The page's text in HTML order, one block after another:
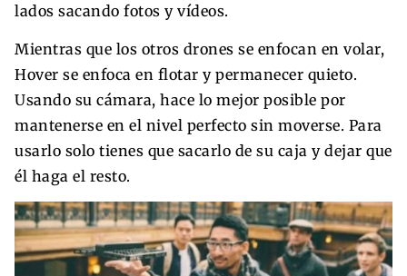
lados sacando fotos y vídeos.
Mientras que los otros drones se enfocan en volar,
Hover se enfoca en flotar y permanecer quieto.
Usando su cámara, hace lo mejor posible por
mantenerse en el nivel perfecto sin moverse. Para
usarlo solo tienes que sacarlo de su caja y dejar que
él haga el resto.